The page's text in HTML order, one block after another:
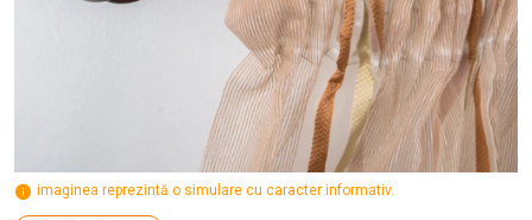
imaginea reprezintă o simulare cu caracter informativ.